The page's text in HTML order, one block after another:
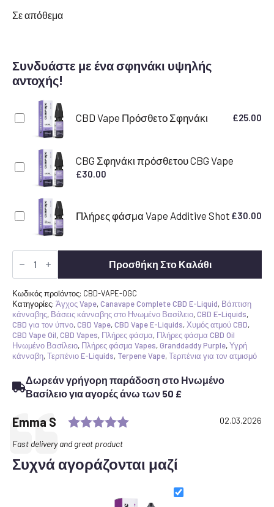
Σε απόθεμα
Συνδυάστε με ένα σφηνάκι υψηλής
αντοχής!
CBD Vape Πρόσθετο Σφηνάκι £25.00
CBG Σφηνάκι πρόσθετου CBG Vape
£30.00
Πλήρες φάσμα Vape Additive Shot £30.00
Granddaddy
Purple
E-
υγρό
1800mg
50ml
ποσότητα
Προσθήκη Στο Καλάθι
Κωδικός προϊόντος: CBD-VAPE-OGC
Κατηγορίες: Άγχος Vape,Canavape Complete CBD E-Liquid, Βάπτιση
κάνναβης, Βάσεις κάνναβης στο Ηνωμένο Βασίλειο,CBD E-Liquids,
CBD για τον ύπνο,CBD Vape,CBD Vape E-Liquids, Χυμός ατμού CBD,
CBD Vape Oil,CBD Vapes, Πλήρες φάσμα, Πλήρες φάσμα CBD Oil
Ηνωμένο Βασίλειο, Πλήρες φάσμα Vapes,Granddaddy Purple,Υγρή
κάνναβη,Τερπένιο E-Liquids, Terpene Vape,Τερπένια για τον ατμισμό
Δωρεάν γρήγορη παράδοση στο Ηνωμένο
Βασίλειο για αγορές άνω των 50 £
Testimonial
Συγγραφέας:
Emma S Αξιολόγηση: Βαθμολογία:
Ημερομηνία:
02.03.2026
Κείμενο:
Fast delivery and great product
Συχνά αγοράζονται μαζί